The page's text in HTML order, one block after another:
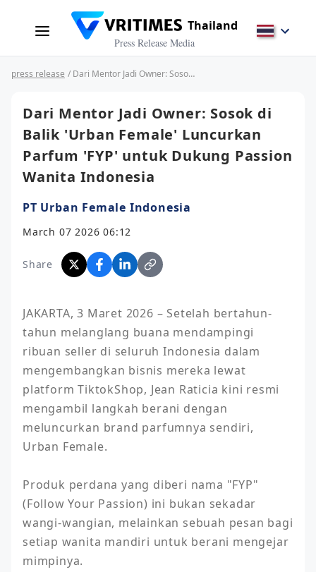
Thailand
Press Release Media
press release / Dari Mentor Jadi Owner: Sosok di Balik 'Urban Female' Luncurkan Parfum 'FYP' untuk Dukung Passion Wanita Indonesia
Dari Mentor Jadi Owner: Sosok di
Balik 'Urban Female' Luncurkan
Parfum 'FYP' untuk Dukung Passion
Wanita Indonesia
PT Urban Female Indonesia
March 07 2026 06:12
Share
JAKARTA, 3 Maret 2026 – Setelah bertahun-
tahun melanglang buana mendampingi
ribuan seller di seluruh Indonesia dalam
mengembangkan bisnis mereka lewat
platform TiktokShop, Jean Raticia kini resmi
mengambil langkah berani dengan
meluncurkan brand parfumnya sendiri,
Urban Female.
Produk perdana yang diberi nama "FYP"
(Follow Your Passion) ini bukan sekadar
wangi-wangian, melainkan sebuah pesan bagi
setiap wanita mandiri untuk berani mengejar
mimpinya.